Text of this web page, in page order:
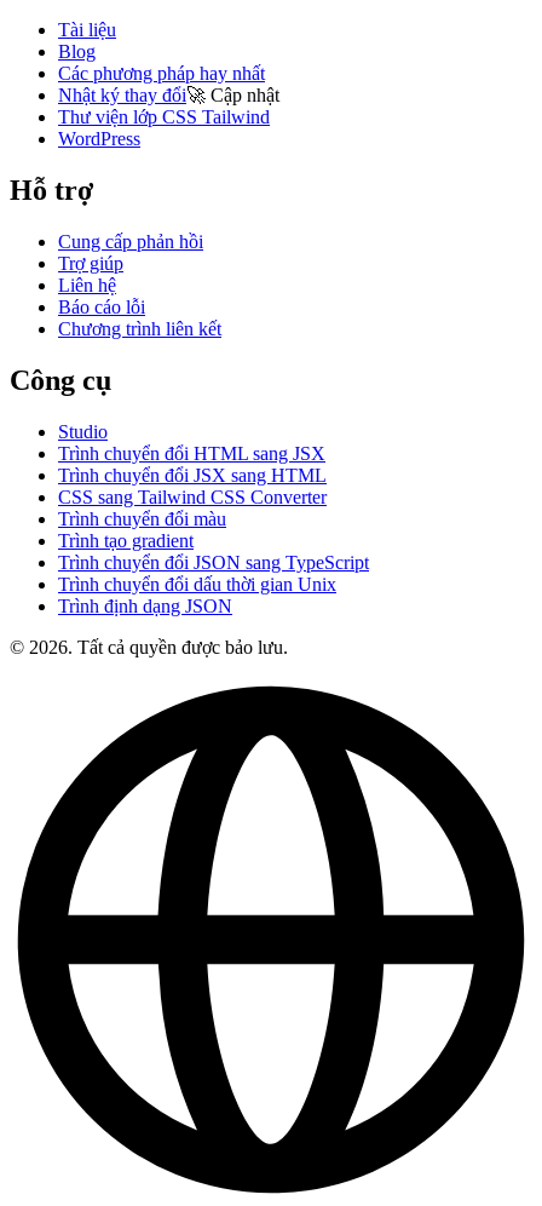
Tài liệu
Blog
Các phương pháp hay nhất
Nhật ký thay đổi🚀 Cập nhật
Thư viện lớp CSS Tailwind
WordPress
Hỗ trợ
Cung cấp phản hồi
Trợ giúp
Liên hệ
Báo cáo lỗi
Chương trình liên kết
Công cụ
Studio
Trình chuyển đổi HTML sang JSX
Trình chuyển đổi JSX sang HTML
CSS sang Tailwind CSS Converter
Trình chuyển đổi màu
Trình tạo gradient
Trình chuyển đổi JSON sang TypeScript
Trình chuyển đổi dấu thời gian Unix
Trình định dạng JSON
© 2026. Tất cả quyền được bảo lưu.